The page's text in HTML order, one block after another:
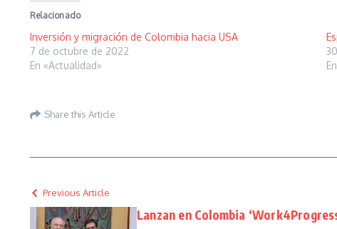
Relacionado
Inversión y migración de Colombia hacia USA
7 de octubre de 2022
En «Actualidad»
Share this Article
Previous Article
Lanzan en Colombia